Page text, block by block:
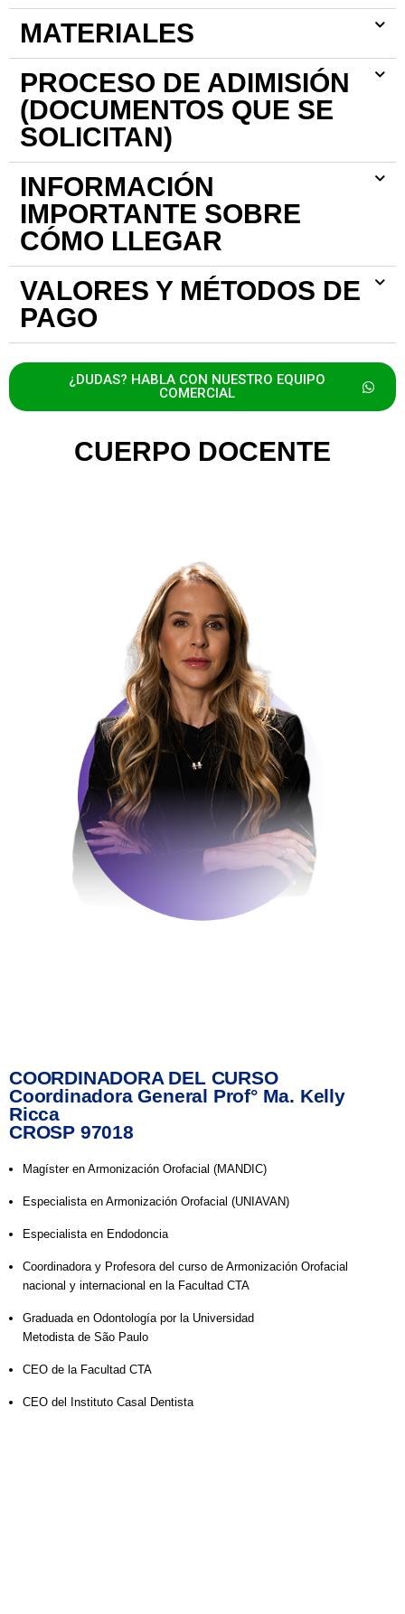
MATERIALES
PROCESO DE ADIMISIÓN
(DOCUMENTOS QUE SE
SOLICITAN)
INFORMACIÓN
IMPORTANTE SOBRE
CÓMO LLEGAR
VALORES Y MÉTODOS DE
PAGO
¿DUDAS? HABLA CON NUESTRO EQUIPO
COMERCIAL
CUERPO DOCENTE
COORDINADORA DEL CURSO
Coordinadora General Prof° Ma. Kelly
Ricca
CROSP 97018
Magíster en Armonización Orofacial (MANDIC)
Especialista en Armonización Orofacial (UNIAVAN)
Especialista en Endodoncia
Coordinadora y Profesora del curso de Armonización Orofacial
nacional y internacional en la Facultad CTA
Graduada en Odontología por la Universidad
Metodista de São Paulo
CEO de la Facultad CTA
CEO del Instituto Casal Dentista